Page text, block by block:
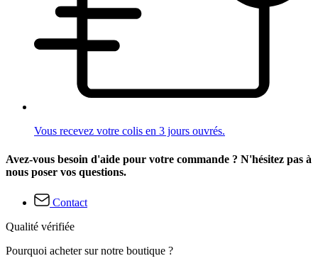
Vous recevez votre colis en 3 jours ouvrés.
Avez-vous besoin d'aide pour votre commande ? N'hésitez pas à
nous poser vos questions.
Contact
Qualité vérifiée
Pourquoi acheter sur notre boutique ?